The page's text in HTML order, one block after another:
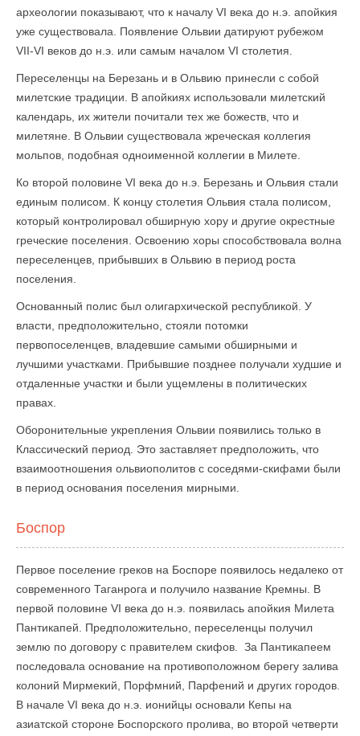
археологии показывают, что к началу VI века до н.э. апойкия
уже существовала. Появление Ольвии датируют рубежом
VII-VI веков до н.э. или самым началом VI столетия.
Переселенцы на Березань и в Ольвию принесли с собой
милетские традиции. В апойкиях использовали милетский
календарь, их жители почитали тех же божеств, что и
милетяне. В Ольвии существовала жреческая коллегия
мольпов, подобная одноименной коллегии в Милете.
Ко второй половине VI века до н.э. Березань и Ольвия стали
единым полисом. К концу столетия Ольвия стала полисом,
который контролировал обширную хору и другие окрестные
греческие поселения. Освоению хоры способствовала волна
переселенцев, прибывших в Ольвию в период роста
поселения.
Основанный полис был олигархической республикой. У
власти, предположительно, стояли потомки
первопоселенцев, владевшие самыми обширными и
лучшими участками. Прибывшие позднее получали худшие и
отдаленные участки и были ущемлены в политических
правах.
Оборонительные укрепления Ольвии появились только в
Классический период. Это заставляет предположить, что
взаимоотношения ольвиополитов с соседями-скифами были
в период основания поселения мирными.
Боспор
Первое поселение греков на Боспоре появилось недалеко от
современного Таганрога и получило название Кремны. В
первой половине VI века до н.э. появилась апойкия Милета
Пантикапей. Предположительно, переселенцы получил
землю по договору с правителем скифов. За Пантикапеем
последовала основание на противоположном берегу залива
колоний Мирмекий, Порфмний, Парфений и других городов.
В начале VI века до н.э. ионийцы основали Кепы на
азиатской стороне Боспорского пролива, во второй четверти